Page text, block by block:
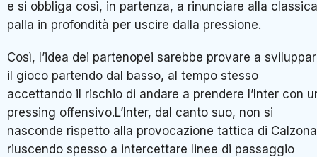
e si obbliga così, in partenza, a rinunciare alla classica
palla in profondità per uscire dalla pressione.
Così, l’idea dei partenopei sarebbe provare a
il gioco partendo dal basso, al tempo stesso
accettando il rischio di andare a prendere l’Inter con
pressing offensivo.L’Inter, dal canto suo, non si
nasconde rispetto alla provocazione tattica di
riuscendo spesso a intercettare linee di passaggio